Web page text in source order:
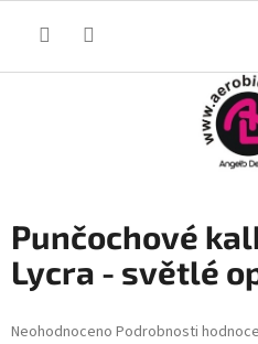
Punčochové
Lycra - světlé
Průměrné
Neohodnoceno Podrobnosti